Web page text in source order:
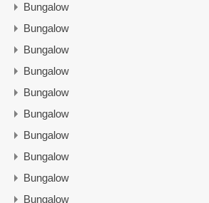
Bungalow
Bungalow
Bungalow
Bungalow
Bungalow
Bungalow
Bungalow
Bungalow
Bungalow
Bungalow